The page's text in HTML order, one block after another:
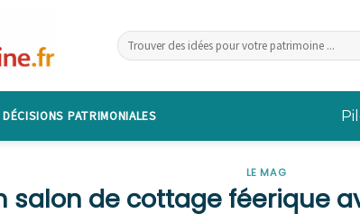
PATRIMONIALES
LE MAG
salon de cottage féerique